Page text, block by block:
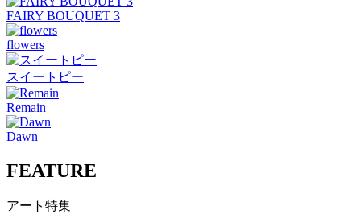
FAIRY BOUQUET 3
flowers
スイートピー
Remain
Dawn
FEATURE
アート特集